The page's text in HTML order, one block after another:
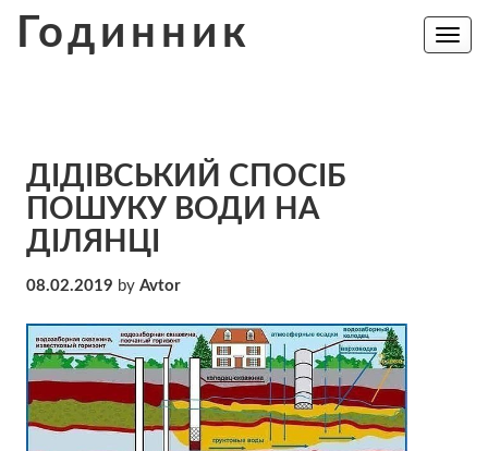
Годинник
Toggle
ДІДІВСЬКИЙ СПОСІБ
ПОШУКУ ВОДИ НА
ДІЛЯНЦІ
08.02.2019 by Avtor